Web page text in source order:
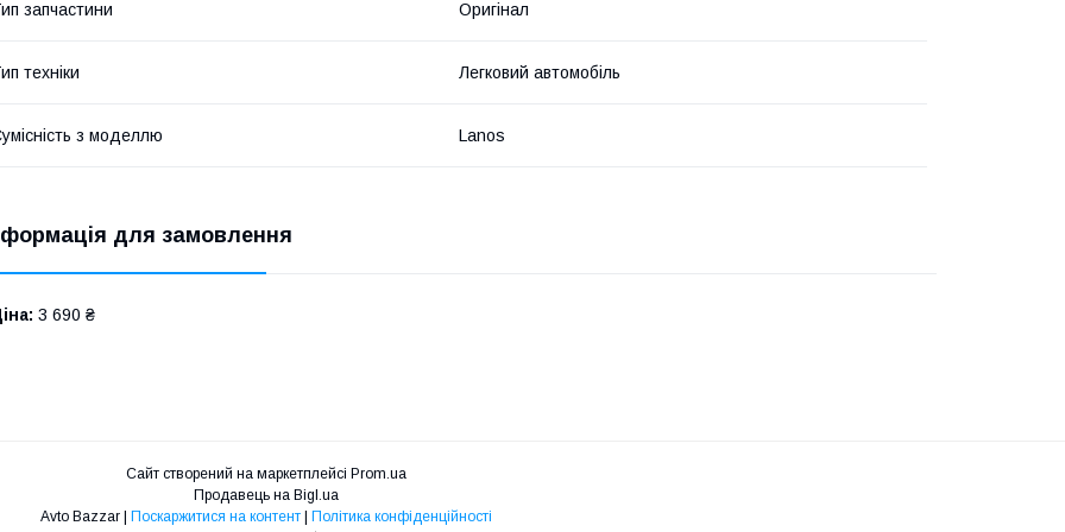
запчастини Оригінал
техніки Легковий автомобіль
з моделлю Lanos
для замовлення
3 690 ₴
Сайт створений на маркетплейсі Prom.ua
Продавець на Bigl.ua
Поскаржитися на контент
Політика конфіденційності